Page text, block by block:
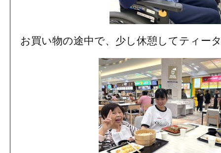
お買い物の途中で、少し休憩してティー